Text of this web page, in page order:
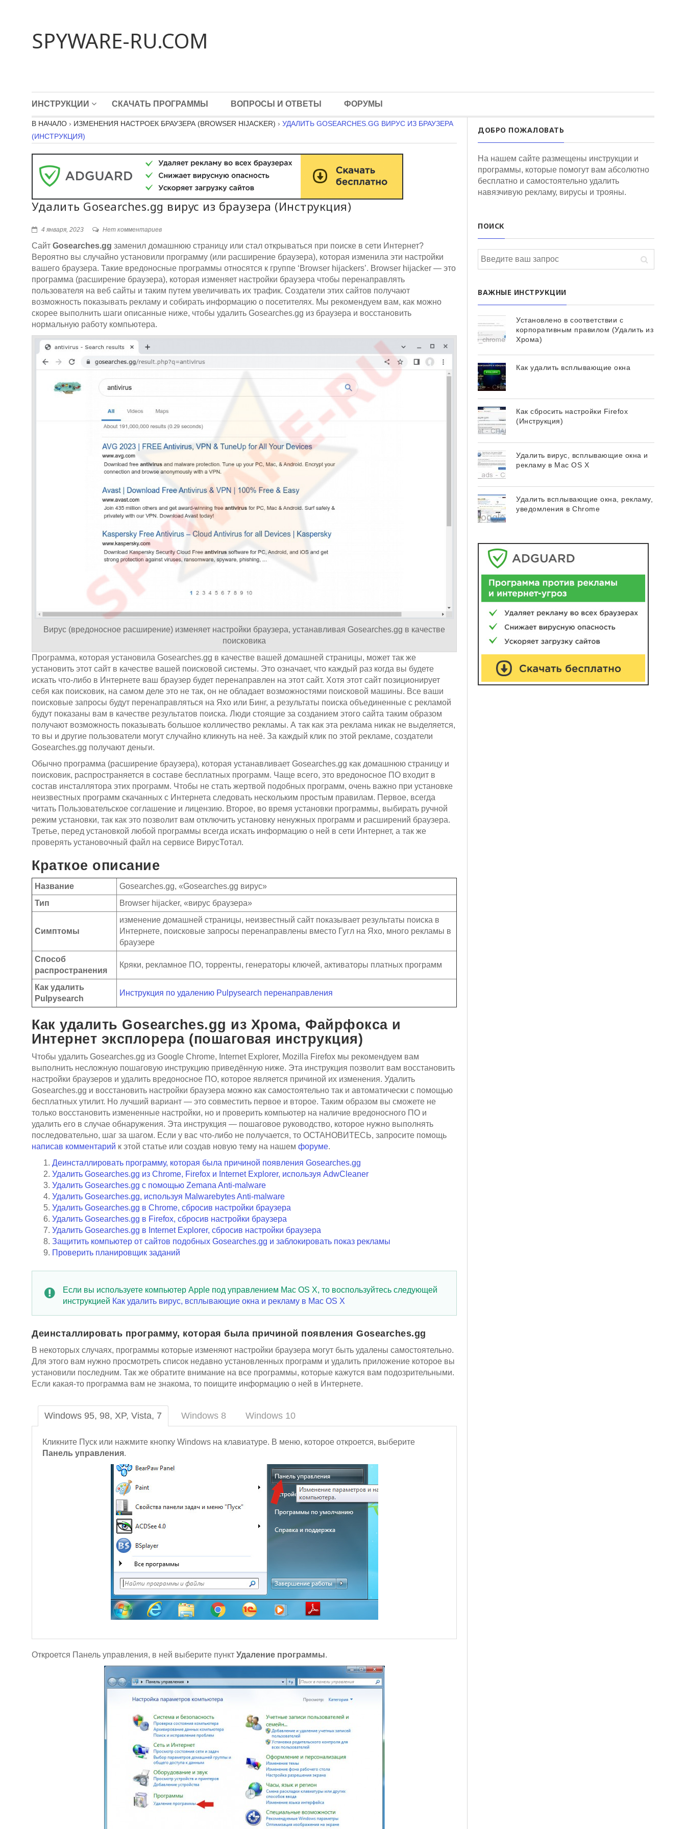
SPYWARE-RU.COM
ИНСТРУКЦИИ СКАЧАТЬ ПРОГРАММЫ ВОПРОСЫ И ОТВЕТЫ ФОРУМЫ
В НАЧАЛО › ИЗМЕНЕНИЯ НАСТРОЕК БРАУЗЕРА (BROWSER HIJACKER) › УДАЛИТЬ GOSEARCHES.GG ВИРУС ИЗ БРАУЗЕРА
(ИНСТРУКЦИЯ)
Удалить Gosearches.gg вирус из браузера (Инструкция)
4 января, 2023 Нет комментариев
Сайт Gosearches.gg заменил домашнюю страницу или стал открываться при поиске в сети Интернет?
Вероятно вы случайно установили программу (или расширение браузера), которая изменила эти настройки
вашего браузера. Такие вредоносные программы относятся к группе ‘Browser hijackers’. Browser hijacker — это
программа (расширение браузера), которая изменяет настройки браузера чтобы перенаправлять
пользователя на веб сайты и таким путем увеличивать их трафик. Создатели этих сайтов получают
возможность показывать рекламу и собирать информацию о посетителях. Мы рекомендуем вам, как можно
скорее выполнить шаги описанные ниже, чтобы удалить Gosearches.gg из браузера и восстановить
нормальную работу компьютера.
Вирус (вредоносное расширение) изменяет настройки браузера, устанавливая Gosearches.gg в качестве
поисковика
Программа, которая установила Gosearches.gg в качестве вашей домашней страницы, может так же
установить этот сайт в качестве вашей поисковой системы. Это означает, что каждый раз когда вы будете
искать что-либо в Интернете ваш браузер будет перенаправлен на этот сайт. Хотя этот сайт позиционирует
себя как поисковик, на самом деле это не так, он не обладает возможностями поисковой машины. Все ваши
поисковые запросы будут перенаправляться на Яхо или Бинг, а результаты поиска объединенные с рекламой
будут показаны вам в качестве результатов поиска. Люди стоящие за созданием этого сайта таким образом
получают возможность показывать большое колличество рекламы. А так как эта реклама никак не выделяется,
то вы и другие пользователи могут случайно кликнуть на неё. За каждый клик по этой рекламе, создатели
Gosearches.gg получают деньги.
Обычно программа (расширение браузера), которая устанавливает Gosearches.gg как домашнюю страницу и
поисковик, распространяется в составе бесплатных программ. Чаще всего, это вредоносное ПО входит в
состав инсталлятора этих программ. Чтобы не стать жертвой подобных программ, очень важно при установке
неизвестных программ скачанных с Интернета следовать нескольким простым правилам. Первое, всегда
читать Пользовательское соглашение и лицензию. Второе, во время установки программы, выбирать ручной
режим установки, так как это позволит вам отключить установку ненужных программ и расширений браузера.
Третье, перед установкой любой программы всегда искать информацию о ней в сети Интернет, а так же
проверять установочный файл на сервисе ВирусТотал.
Краткое описание
Название
Gosearches.gg, «Gosearches.gg вирус»
Тип
Browser hijacker, «вирус браузера»
Симптомы
изменение домашней страницы, неизвестный сайт показывает результаты поиска в
Интернете, поисковые запросы перенаправлены вместо Гугл на Яхо, много рекламы в
браузере
Способ
распространения
Кряки, рекламное ПО, торренты, генераторы ключей, активаторы платных программ
Как удалить
Pulpysearch
Инструкция по удалению Pulpysearch перенаправления
Как удалить Gosearches.gg из Хрома, Файрфокса и
Интернет эксплорера (пошаговая инструкция)
Чтобы удалить Gosearches.gg из Google Chrome, Internet Explorer, Mozilla Firefox мы рекомендуем вам
выполнить несложную пошаговую инструкцию приведённую ниже. Эта инструкция позволит вам восстановить
настройки браузеров и удалить вредоносное ПО, которое является причиной их изменения. Удалить
Gosearches.gg и восстановить настройки браузера можно как самостоятельно так и автоматически с помощью
бесплатных утилит. Но лучший вариант — это совместить первое и второе. Таким образом вы сможете не
только восстановить измененные настройки, но и проверить компьютер на наличие вредоносного ПО и
удалить его в случае обнаружения. Эта инструкция — пошаговое руководство, которое нужно выполнять
последовательно, шаг за шагом. Если у вас что-либо не получается, то ОСТАНОВИТЕСЬ, запросите помощь
написав комментарий к этой статье или создав новую тему на нашем форуме.
Деинсталлировать программу, которая была причиной появления Gosearches.gg
Удалить Gosearches.gg из Chrome, Firefox и Internet Explorer, используя AdwCleaner
Удалить Gosearches.gg с помощью Zemana Anti-malware
Удалить Gosearches.gg, используя Malwarebytes Anti-malware
Удалить Gosearches.gg в Chrome, сбросив настройки браузера
Удалить Gosearches.gg в Firefox, сбросив настройки браузера
Удалить Gosearches.gg в Internet Explorer, сбросив настройки браузера
Защитить компьютер от сайтов подобных Gosearches.gg и заблокировать показ рекламы
Проверить планировщик заданий
Если вы используете компьютер Apple под управлением Mac OS X, то воспользуйтесь следующей
инструкцией Как удалить вирус, всплывающие окна и рекламу в Mac OS X
Деинсталлировать программу, которая была причиной появления Gosearches.gg
В некоторых случаях, программы которые изменяют настройки браузера могут быть удалены самостоятельно.
Для этого вам нужно просмотреть список недавно установленных программ и удалить приложение которое вы
установили последним. Так же обратите внимание на все программы, которые кажутся вам подозрительными.
Если какая-то программа вам не знакома, то поищите информацию о ней в Интернете.
Windows 95, 98, XP, Vista, 7 Windows 8 Windows 10
Кликните Пуск или нажмите кнопку Windows на клавиатуре. В меню, которое откроется, выберите
Панель управления.
Откроется Панель управления, в ней выберите пункт Удаление программы.
ДОБРО ПОЖАЛОВАТЬ
На нашем сайте размещены инструкции и
программы, которые помогут вам абсолютно
бесплатно и самостоятельно удалить
навязчивую рекламу, вирусы и трояны.
ПОИСК
ВАЖНЫЕ ИНСТРУКЦИИ
Установлено в соответствии с
корпоративным правилом (Удалить из
Хрома)
Как удалить всплывающие окна
Как сбросить настройки Firefox
(Инструкция)
Удалить вирус, всплывающие окна и
рекламу в Mac OS X
Удалить всплывающие окна, рекламу,
уведомления в Chrome